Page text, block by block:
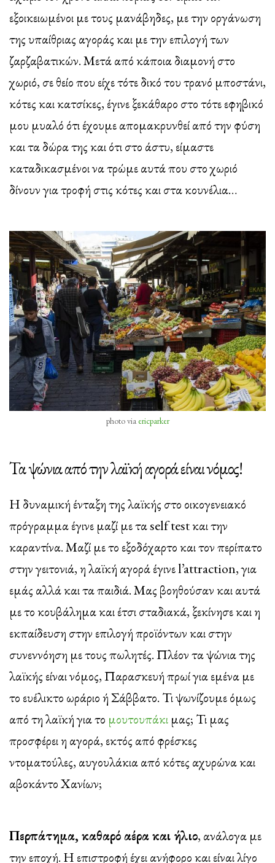
εξοικειωμένοι με τους μανάβηδες, με την οργάνωση
της υπαίθριας αγοράς και με την επιλογή των
ζαρζαβατικών. Μετά από κάποια διαμονή στο
χωριό, σε θείο που είχε τότε δικό του τρανό μποστάνι,
κότες και κατσίκες, έγινε ξεκάθαρο στο τότε εφηβικό
μου μυαλό ότι έχουμε απομακρυνθεί από την φύση
και τα δώρα της και ότι στο άστυ, είμαστε
καταδικασμένοι να τρώμε αυτά που στο χωριό
δίνουν για τροφή στις κότες και στα κουνέλια…
photo via ericparker
Τα ψώνια από την λαϊκή αγορά είναι νόμος!
Η δυναμική ένταξη της λαϊκής στο οικογενειακό
πρόγραμμα έγινε μαζί με τα self test και την
καραντίνα. Μαζί με το εξοδόχαρτο και τον περίπατο
στην γειτονιά, η λαϊκή αγορά έγινε l’attraction, για
εμάς αλλά και τα παιδιά. Μας βοηθούσαν και αυτά
με το κουβάλημα και έτσι σταδιακά, ξεκίνησε και η
εκπαίδευση στην επιλογή προϊόντων και στην
συνεννόηση με τους πωλητές. Πλέον τα ψώνια της
λαϊκής είναι νόμος, Παρασκευή πρωί για εμένα με
το ευέλικτο ωράριο ή Σάββατο. Τι ψωνίζουμε όμως
από τη λαϊκή για το μουτουπάκι μας; Τι μας
προσφέρει η αγορά, εκτός από φρέσκες
ντοματούλες, αυγουλάκια από κότες αχυρώνα και
αβοκάντο Χανίων;
Περπάτημα, καθαρό αέρα και ήλιο, ανάλογα με
την εποχή. Η επιστροφή έχει ανήφορο και είναι λίγο